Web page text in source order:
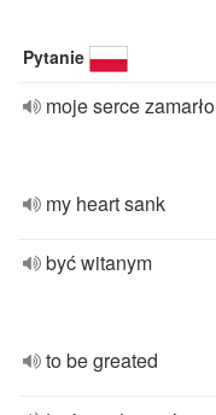
Pytanie
moje serce zamarło
my heart sank
być witanym
to be greated